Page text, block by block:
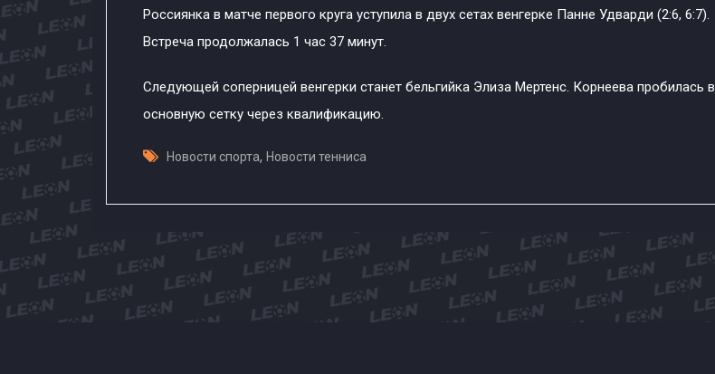
Россиянка в матче первого круга уступила в двух сетах венгерке Панне Удварди (2:6, 6:7).
Встреча продолжалась 1 час 37 минут.
Следующей соперницей венгерки станет бельгийка Элиза Мертенс. Корнеева пробилась в
основную сетку через квалификацию.
Новости спорта, Новости тенниса